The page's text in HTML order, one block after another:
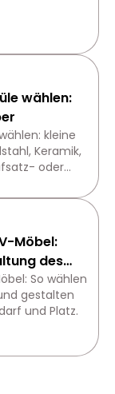
wählen:
kleine
Keramik,
oder
Möbel:
des
So wählen
gestalten
und Platz.